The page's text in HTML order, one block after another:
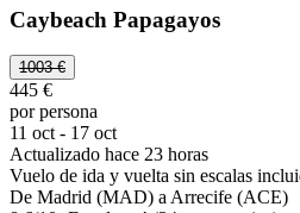
Caybeach Papagayos
1003 €
445 €
por persona
11 oct - 17 oct
Actualizado hace 23 horas
Vuelo de ida y vuelta sin escalas
De Madrid (MAD) a Arrecife (ACE)